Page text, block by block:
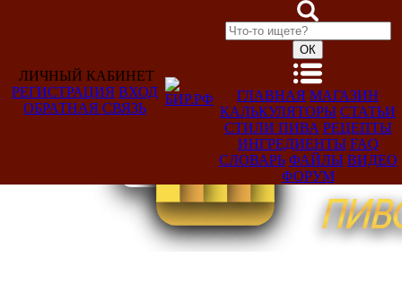
Добро
ЛИЧНЫЙ КАБИНЕТ
РЕГИСТРАЦИЯ ВХОД
ОБРАТНАЯ СВЯЗЬ
ГЛАВНАЯ МАГАЗИН
КАЛЬКУЛЯТОРЫ СТАТЬИ
СТИЛИ ПИВА РЕЦЕПТЫ
ИНГРЕДИЕНТЫ FAQ
СЛОВАРЬ ФАЙЛЫ ВИДЕО
ФОРУМ